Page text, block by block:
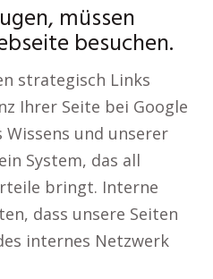
müssen
besuchen.
strategisch Links
Ihrer Seite bei Google
und unserer
System, das all
bringt. Interne
dass unsere Seiten
internes Netzwerk